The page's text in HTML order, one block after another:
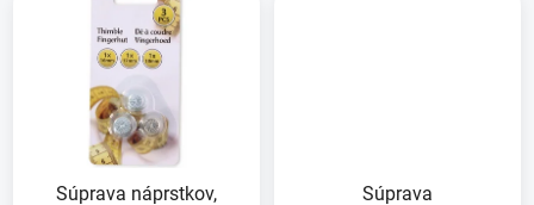
Súprava náprstkov,
Súprava